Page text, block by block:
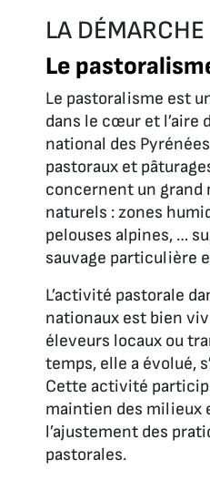
LA DÉMARCHE
Le
Le pastoralisme est
dans le cœur et l’aire
national des
pastoraux et
concernent un grand
naturels : zones
pelouses alpines, …
sauvage particulière
L’activité pastorale
nationaux est bien
éleveurs locaux ou
temps, elle a évolué,
Cette activité
maintien des milieux
l’ajustement des
pastorales.